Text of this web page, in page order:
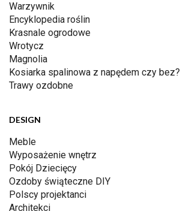
Warzywnik
Encyklopedia roślin
Krasnale ogrodowe
Wrotycz
Magnolia
Kosiarka spalinowa z napędem czy bez?
Trawy ozdobne
DESIGN
Meble
Wyposażenie wnętrz
Pokój Dziecięcy
Ozdoby świąteczne DIY
Polscy projektanci
Architekci